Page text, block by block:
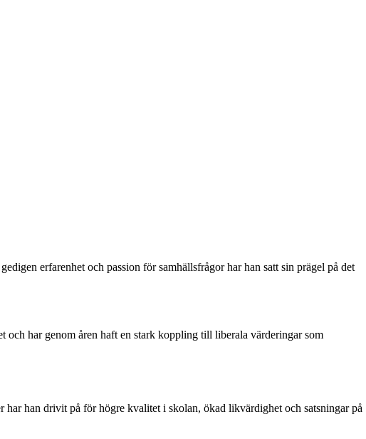
erfarenhet och passion för samhällsfrågor har han satt sin prägel på det
och har genom åren haft en stark koppling till liberala värderingar som
han drivit på för högre kvalitet i skolan, ökad likvärdighet och satsningar på